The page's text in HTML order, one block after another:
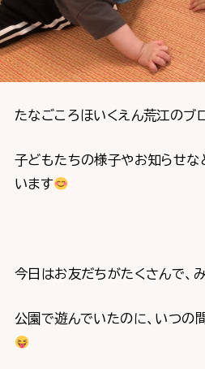
たなごころほいくえん荒江のブ
子どもたちの様子やお知らせな
います
今日はお友だちがたくさんで、
公園で遊んでいたのに、いつの間